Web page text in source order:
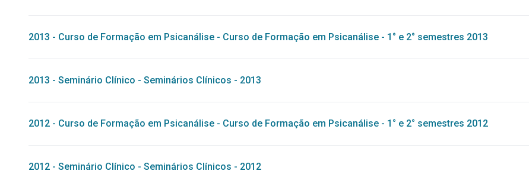
2013 - Curso de Formação em Psicanálise - Curso de Formação em Psicanálise - 1° e 2° semestres 2013
2013 - Seminário Clínico - Seminários Clínicos - 2013
2012 - Curso de Formação em Psicanálise - Curso de Formação em Psicanálise - 1° e 2° semestres 2012
2012 - Seminário Clínico - Seminários Clínicos - 2012